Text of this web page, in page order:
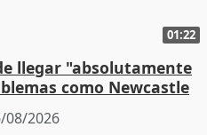
01:22
llegar "absolutamente
como Newcastle
08/2026